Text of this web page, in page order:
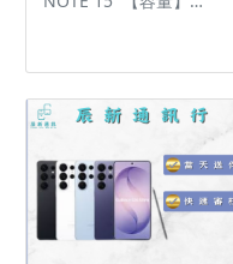
迎洽群官方LINE：
@kjg6280d • 七日鑑賞期
內，如商品有問題，請盡
速向我們告知並且協助處
理 • 全新品為原廠保固一
年，中古機店家保固15天
• 店家擁有隨時修改、變